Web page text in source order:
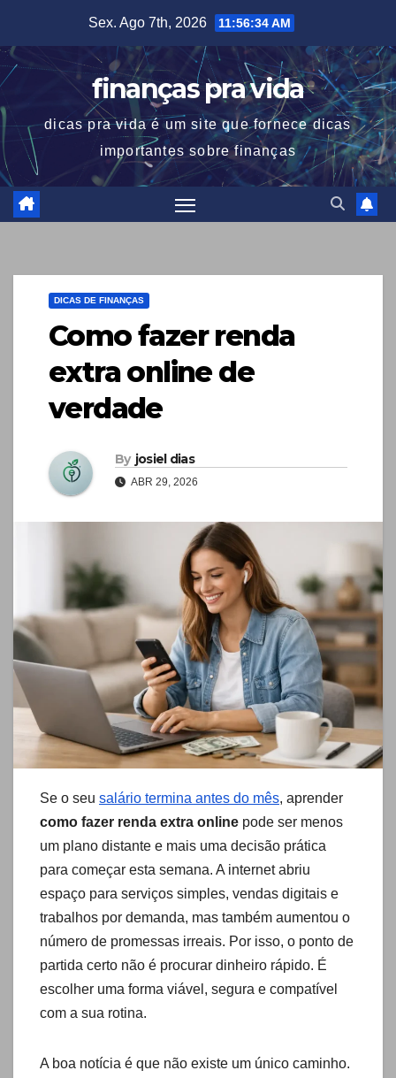
content
Sex. Ago 7th, 2026 11:56:35 AM
finanças pra vida
dicas pra vida é um site que fornece dicas
importantes sobre finanças
DICAS DE FINANÇAS
Como fazer renda
extra online de
verdade
By josiel dias
ABR 29, 2026
Se o seu salário termina antes do mês, aprender
como fazer renda extra online pode ser menos
um plano distante e mais uma decisão prática
para começar esta semana. A internet abriu
espaço para serviços simples, vendas digitais e
trabalhos por demanda, mas também aumentou o
número de promessas irreais. Por isso, o ponto de
partida certo não é procurar dinheiro rápido. É
escolher uma forma viável, segura e compatível
com a sua rotina.
A boa notícia é que não existe um único caminho.